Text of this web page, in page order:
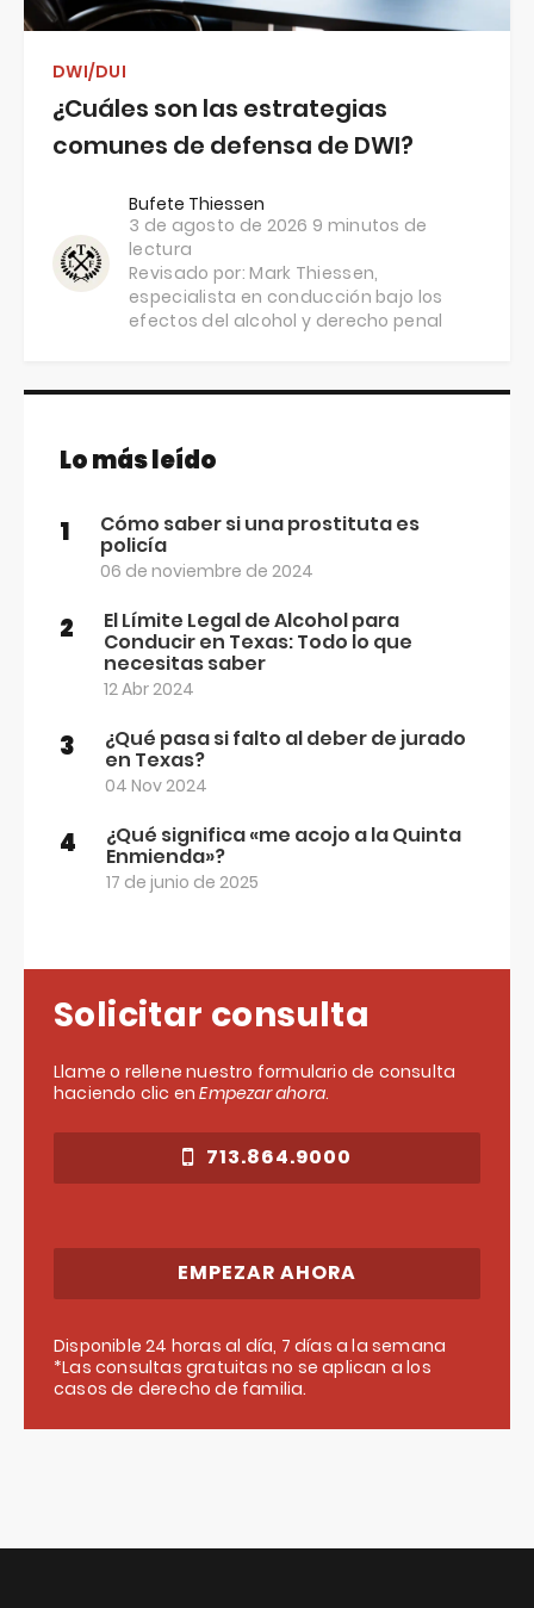
DWI/DUI
¿Cuáles son las estrategias
comunes de defensa de DWI?
Bufete Thiessen
3 de agosto de 2026 9 minutos de
lectura
Revisado por:Mark Thiessen,
especialista en conducción bajo los
efectos del alcohol y derecho penal
Lo más leído
1 Cómo saber si una prostituta es
policía
06 de noviembre de 2024
2 El Límite Legal de Alcohol para
Conducir en Texas: Todo lo que
necesitas saber
12 Abr 2024
3 ¿Qué pasa si falto al deber de jurado
en Texas?
04 Nov 2024
4 ¿Qué significa «me acojo a la Quinta
Enmienda»?
17 de junio de 2025
Solicitar consulta
Llame o rellene nuestro formulario de consulta
haciendo clic enEmpezar ahora.
713.864.9000
EMPEZAR AHORA
Disponible 24 horas al día, 7 días a la semana
*Las consultas gratuitas no se aplican a los
casos de derecho de familia.